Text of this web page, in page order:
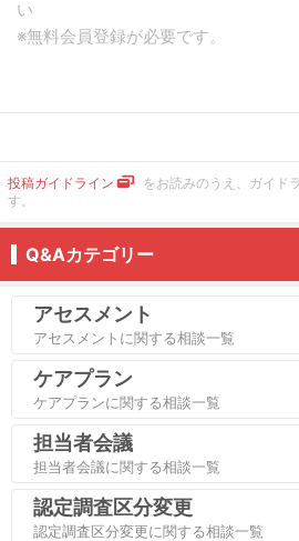
投稿ガイドライン
をお読みのうえ、ガイド
す。
Q&Aカテゴリー
アセスメント
アセスメントに関する相談一覧
ケアプラン
ケアプランに関する相談一覧
担当者会議
担当者会議に関する相談一覧
認定調査区分変更
認定調査区分変更に関する相談一覧